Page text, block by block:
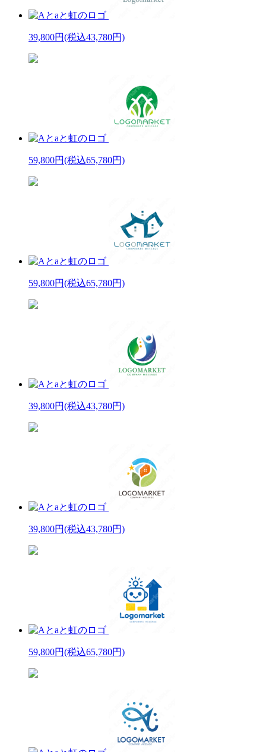
39,800円(税込43,780円)
59,800円(税込65,780円)
59,800円(税込65,780円)
39,800円(税込43,780円)
39,800円(税込43,780円)
59,800円(税込65,780円)